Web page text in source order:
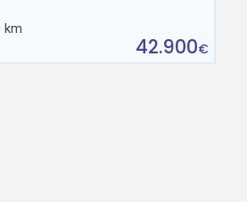
km
42.900€